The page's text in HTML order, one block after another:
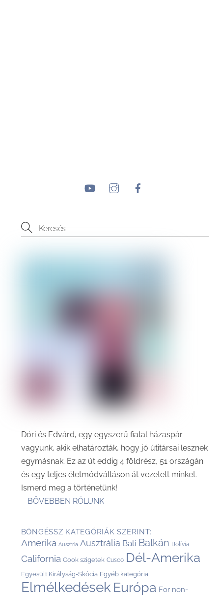
YouTubeInstagram
Dóri és Edvárd, egy egyszerű fiatal házaspár
vagyunk, akik elhatározták, hogy jó útitársai lesznek
egymásnak. Ez az út eddig 4 földrész, 51 országán
és egy teljes életmódváltáson át vezetett minket.
Ismerd meg a történetünk!
BŐVEBBEN RÓLUNK
BÖNGÉSSZ KATEGÓRIÁK SZERINT:
Amerika Ausztria Ausztrália Bali Balkán Bolívia
California Cook szigetek Cusco Dél-Amerika
Egyesült Királyság-Skócia Egyéb kategória
Elmélkedések Európa For non-